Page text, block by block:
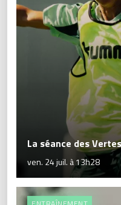
La séance des
ven. 24 juil. à 13h28